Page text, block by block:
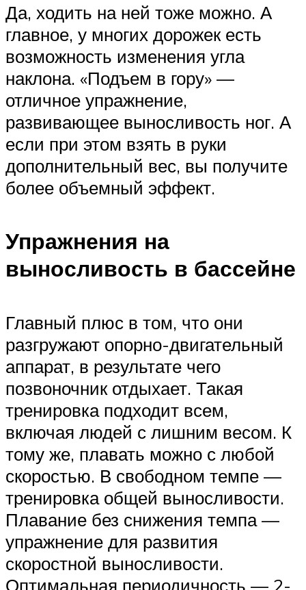
Да, ходить на ней тоже можно. А
главное, у многих дорожек есть
возможность изменения угла
наклона. «Подъем в гору» —
отличное упражнение,
развивающее выносливость ног. А
если при этом взять в руки
дополнительный вес, вы получите
более объемный эффект.
Упражнения на
выносливость в бассейне
Главный плюс в том, что они
разгружают опорно-двигательный
аппарат, в результате чего
позвоночник отдыхает. Такая
тренировка подходит всем,
включая людей с лишним весом. К
тому же, плавать можно с любой
скоростью. В свободном темпе —
тренировка общей выносливости.
Плавание без снижения темпа —
упражнение для развития
скоростной выносливости.
Оптимальная периодичность — 2-